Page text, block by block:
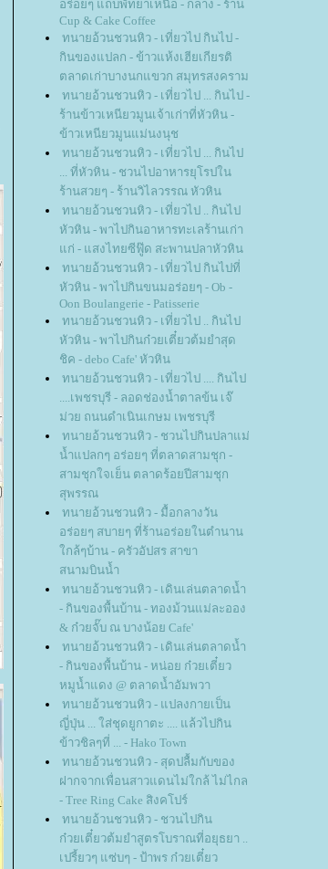
อร่อยๆ แถบพัทยาเหนือ - กลาง - ร้าน
Cup & Cake Coffee
ทนายอ้วนชวนหิว - เที่ยวไป กินไป -
กินของแปลก - ข้าวแห้งเฮียเกียรติ
ตลาดเก่าบางนกแขวก สมุทรสงคราม
ทนายอ้วนชวนหิว - เที่ยวไป ... กินไป -
ร้านข้าวเหนียวมูนเจ้าเก่าที่หัวหิน -
ข้าวเหนียวมูนแม่นงนุช
ทนายอ้วนชวนหิว - เที่ยวไป ... กินไป
... ที่หัวหิน - ชวนไปอาหารยุโรปใน
ร้านสวยๆ - ร้านวิไลวรรณ หัวหิน
ทนายอ้วนชวนหิว - เที่ยวไป .. กินไป
หัวหิน - พาไปกินอาหารทะเลร้านเก่า
ก่ - แสงไทยซีฟู๊ด สะพานปลาหัวหิน
ทนายอ้วนชวนหิว - เที่ยวไป กินไปที่
หัวหิน - พาไปกินขนมอร่อยๆ - Ob -
Oon Boulangerie - Patisserie
ทนายอ้วนชวนหิว - เที่ยวไป .. กินไป
หัวหิน - พาไปกินก๋วยเตี๋ยวต้มยำสุด
ชิค - debo Cafe' หัวหิน
ทนายอ้วนชวนหิว - เที่ยวไป .... กินไป
....เพชรบุรี - ลอดช่องน้ำตาลข้น เจ๊
ม่วย ถนนดำเนินเกษม เพชรบุรี
ทนายอ้วนชวนหิว - ชวนไปกินปลาแม่
น้ำแปลกๆ อร่อยๆ ที่ตลาดสามชุก -
สามชุกใจเย็น ตลาดร้อยปีสามชุก
สุพรรณ
ทนายอ้วนชวนหิว - มื้อกลางวัน
อร่อยๆ สบายๆ ที่ร้านอร่อยในตำนาน
กล้ๆบ้าน - ครัวอัปสร สาขา
สนามบินน้ำ
ทนายอ้วนชวนหิว - เดินเล่นตลาดน้ำ
- กินของพื้นบ้าน - ทองม้วนแม่ละออง
& ก๋วยจั๊บ ณ บางน้อย Cafe'
ทนายอ้วนชวนหิว - เดินเล่นตลาดน้ำ
- กินของพื้นบ้าน - หน่อย ก๋วยเตี๋ยว
หมูน้ำแดง @ ตลาดน้ำอัมพวา
ทนายอ้วนชวนหิว - แปลงกายเป็น
ญี่ปุ่น ... ใส่ชุดยูกาตะ .... แล้วไปกิน
ข้าวชิลๆที่ ... - Hako Town
ทนายอ้วนชวนหิว - สุดปลื้มกับของ
ฝากจากเพื่อนสาวแดนไม่ใกล้ ไม่ไกล
- Tree Ring Cake สิงคโปร์
ทนายอ้วนชวนหิว - ชวนไปกิน
ก๋วยเตี๋ยวต้มยำสูตรโบราณที่อยุธยา ..
เปรี้ยวๆ แซ่บๆ - ป้าพร ก๋วยเตี๋ยว